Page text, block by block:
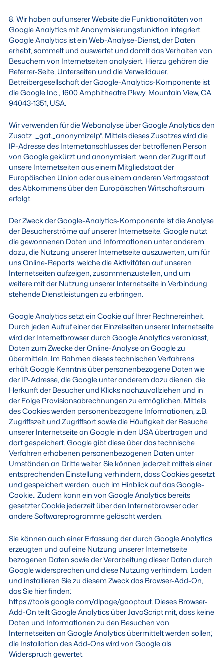
8. Wir haben auf unserer Website die Funktionalitäten von
Google Analytics mit Anonymisierungsfunktion integriert.
Google Analytics ist ein Web-Analyse-Dienst, der Daten
erhebt, sammelt und auswertet und damit das Verhalten von
Besuchern von Internetseiten analysiert. Hierzu gehören die
Referrer-Seite, Unterseiten und die Verweildauer.
Betreibergesellschaft der Google-Analytics-Komponente ist
die Google Inc., 1600 Amphitheatre Pkwy, Mountain View, CA
94043-1351, USA.
Wir verwenden für die Webanalyse über Google Analytics den
Zusatz „_gat._anonymizeIp“. Mittels dieses Zusatzes wird die
IP-Adresse des Internetanschlusses der betroffenen Person
von Google gekürzt und anonymisiert, wenn der Zugriff auf
unsere Internetseiten aus einem Mitgliedstaat der
Europäischen Union oder aus einem anderen Vertragsstaat
des Abkommens über den Europäischen Wirtschaftsraum
erfolgt.
Der Zweck der Google-Analytics-Komponente ist die Analyse
der Besucherströme auf unserer Internetseite. Google nutzt
die gewonnenen Daten und Informationen unter anderem
dazu, die Nutzung unserer Internetseite auszuwerten, um für
uns Online-Reports, welche die Aktivitäten auf unseren
Internetseiten aufzeigen, zusammenzustellen, und um
weitere mit der Nutzung unserer Internetseite in Verbindung
stehende Dienstleistungen zu erbringen.
Google Analytics setzt ein Cookie auf Ihrer Rechnereinheit.
Durch jeden Aufruf einer der Einzelseiten unserer Internetseite
wird der Internetbrowser durch Google Analytics veranlasst,
Daten zum Zwecke der Online-Analyse an Google zu
übermitteln. Im Rahmen dieses technischen Verfahrens
erhält Google Kenntnis über personenbezogene Daten wie
der IP-Adresse, die Google unter anderem dazu dienen, die
Herkunft der Besucher und Klicks nachzuvollziehen und in
der Folge Provisionsabrechnungen zu ermöglichen. Mittels
des Cookies werden personenbezogene Informationen, z.B.
Zugriffszeit und Zugriffsort sowie die Häufigkeit der Besuche
unserer Internetseite an Google in den USA übertragen und
dort gespeichert. Google gibt diese über das technische
Verfahren erhobenen personenbezogenen Daten unter
Umständen an Dritte weiter. Sie können jederzeit mittels einer
entsprechenden Einstellung verhindern, dass Cookies gesetzt
und gespeichert werden, auch im Hinblick auf das Google-
Cookie.. Zudem kann ein von Google Analytics bereits
gesetzter Cookie jederzeit über den Internetbrowser oder
andere Softwareprogramme gelöscht werden.
Sie können auch einer Erfassung der durch Google Analytics
erzeugten und auf eine Nutzung unserer Internetseite
bezogenen Daten sowie der Verarbeitung dieser Daten durch
Google widersprechen und diese Nutzung verhindern. Laden
und installieren Sie zu diesem Zweck das Browser-Add-On,
das Sie hier finden:
https://tools.google.com/dlpage/gaoptout. Dieses Browser-
Add-On teilt Google Analytics über JavaScript mit, dass keine
Daten und Informationen zu den Besuchen von
Internetseiten an Google Analytics übermittelt werden sollen;
die Installation des Add-Ons wird von Google als
Widerspruch gewertet.